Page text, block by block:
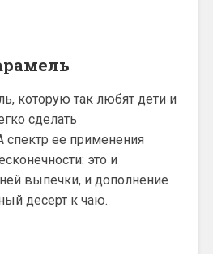
которую так любят дети и
сделать
спектр ее применения
это и
выпечки, и дополнение
десерт к чаю.